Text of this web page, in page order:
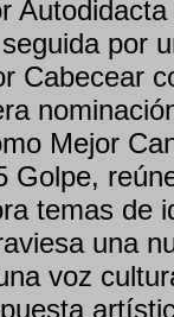
por
Cabecear
Mejor
Golpe,
temas de
una
voz